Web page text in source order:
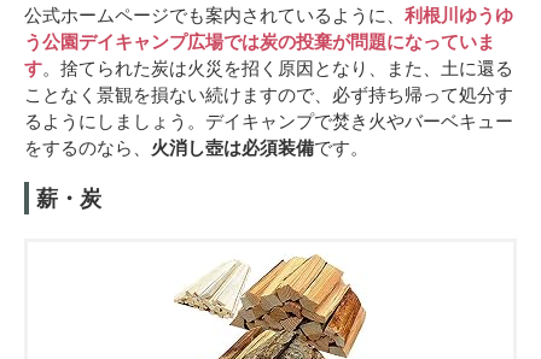
公式ホームページでも案内されているように、 利根川ゆうゆ
う公園デイキャンプ広場では炭の投棄が問題になっていま
す。捨てられた炭は火災を招く原因となり、また、土に還る
ことなく景観を損ない続けますので、必ず持ち帰って処分す
るようにしましょう。デイキャンプで焚き火やバーベキュー
をするのなら、 火消し壺は必須装備です。
薪・炭